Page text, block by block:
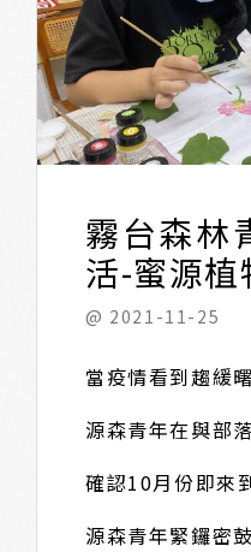
霧台森林
活-蜜源植
@ 2021-11-25
當疫情看到趨緩
源森青年在與部
確認10月份即來
源森青年緊鑼密